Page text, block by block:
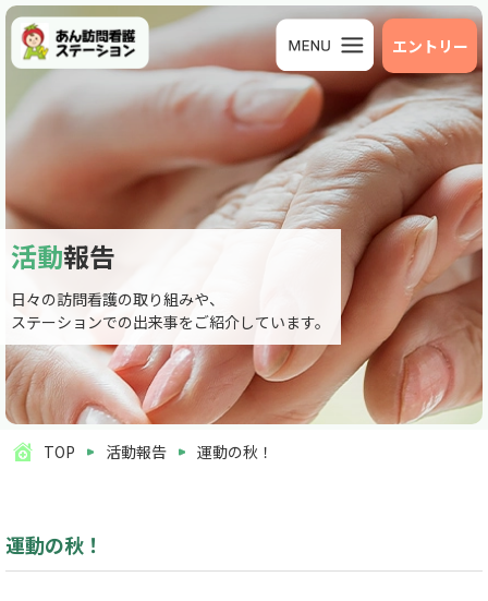
エントリー
活動報告
日々の訪問看護の取り組みや、
ステーションでの出来事をご紹介しています。
TOP 活動報告 運動の秋！
運動の秋！